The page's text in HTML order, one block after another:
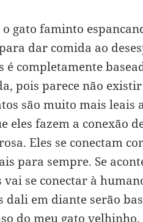
gato faminto
dar comida ao
é completamente
pois parece não
são muito mais leais
eles fazem a conexão
Eles se conectam
para sempre. Se
se conectar à
em diante serão
do meu gato